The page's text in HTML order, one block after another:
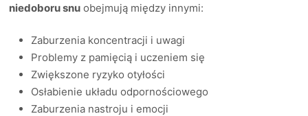
niedoboru snu obejmują między innymi:
Zaburzenia koncentracji i uwagi
Problemy z pamięcią i uczeniem się
Zwiększone ryzyko otyłości
Osłabienie układu odpornościowego
Zaburzenia nastroju i emocji